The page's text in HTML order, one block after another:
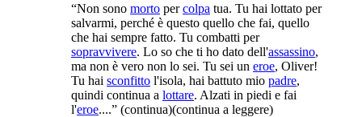
“Non sono morto percolpa tua. Tu hai lottato per
salvarmi, perché è questo quello che fai, quello
che hai sempre fatto. Tu combatti per
sopravvivere. Lo so che ti ho dato dell'assassino,
ma non è vero non lo sei. Tu sei un eroe, Oliver!
Tu hai sconfitto l'isola, hai battuto mio padre,
quindi continua a lottare. Alzati in piedi e fai
l'eroe....” (continua)(continua a leggere)